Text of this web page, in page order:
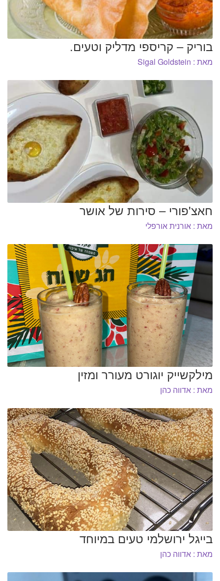
בוריק – קריספי מדליק וטעים.
מאת : Sigal Goldstein
חאצ'פורי – סירות של אושר
מאת : אורנית אורפלי
מילקשייק יוגורט מעורר ומזין
מאת : אדווה כהן
בייגל ירושלמי טעים במיוחד
מאת : אדווה כהן